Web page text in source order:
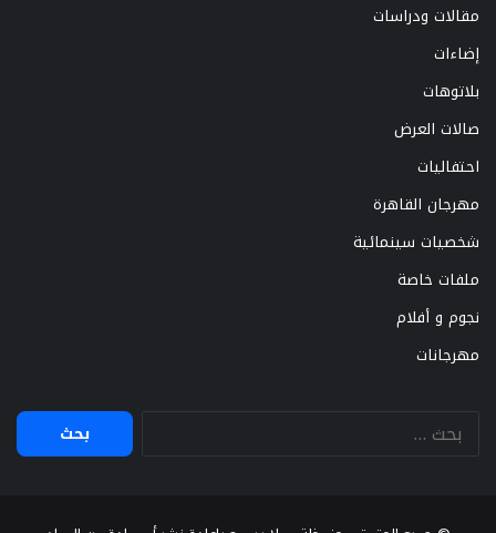
مقالات ودراسات
إضاءات
بلاتوهات
صالات العرض
احتفاليات
مهرجان القاهرة
شخصيات سينمائية
ملفات خاصة
نجوم و أفلام
مهرجانات
البحث
عن: